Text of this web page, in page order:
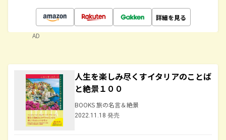
詳細を見る
AD
人生を楽しみ尽くすイタリアのことば
と絶景１００
BOOKS 旅の名言＆絶景
2022.11.18 発売